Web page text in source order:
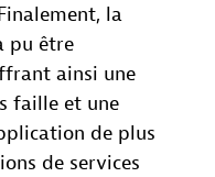
la
pu être
ainsi une
faille et une
de plus
de services